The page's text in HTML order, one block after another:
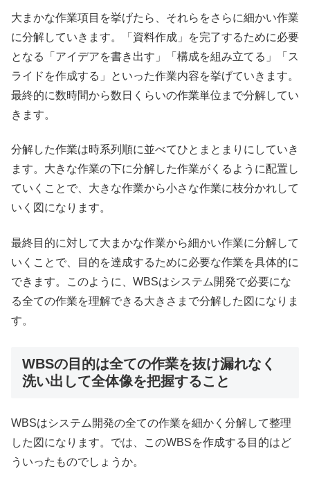
大まかな作業項目を挙げたら、それらをさらに細かい作業
に分解していきます。「資料作成」を完了するために必要
となる「アイデアを書き出す」「構成を組み立てる」「ス
ライドを作成する」といった作業内容を挙げていきます。
最終的に数時間から数日くらいの作業単位まで分解してい
きます。
分解した作業は時系列順に並べてひとまとまりにしていき
ます。大きな作業の下に分解した作業がくるように配置し
ていくことで、大きな作業から小さな作業に枝分かれして
いく図になります。
最終目的に対して大まかな作業から細かい作業に分解して
いくことで、目的を達成するために必要な作業を具体的に
できます。このように、WBSはシステム開発で必要にな
る全ての作業を理解できる大きさまで分解した図になりま
す。
WBSの目的は全ての作業を抜け漏れなく
洗い出して全体像を把握すること
WBSはシステム開発の全ての作業を細かく分解して整理
した図になります。では、このWBSを作成する目的はど
ういったものでしょうか。